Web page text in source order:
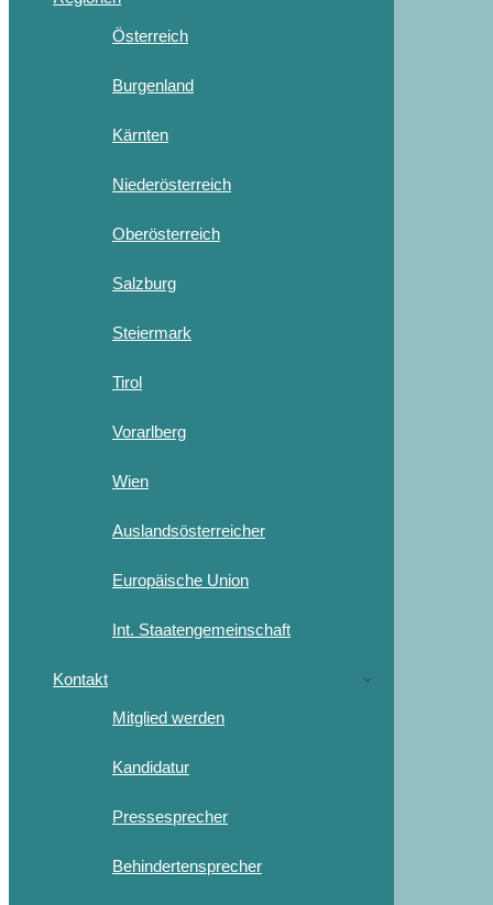
Österreich
Burgenland
Kärnten
Niederösterreich
Oberösterreich
Salzburg
Steiermark
Tirol
Vorarlberg
Wien
Auslandsösterreicher
Europäische Union
Int. Staatengemeinschaft
Kontakt
Mitglied werden
Kandidatur
Pressesprecher
Behindertensprecher